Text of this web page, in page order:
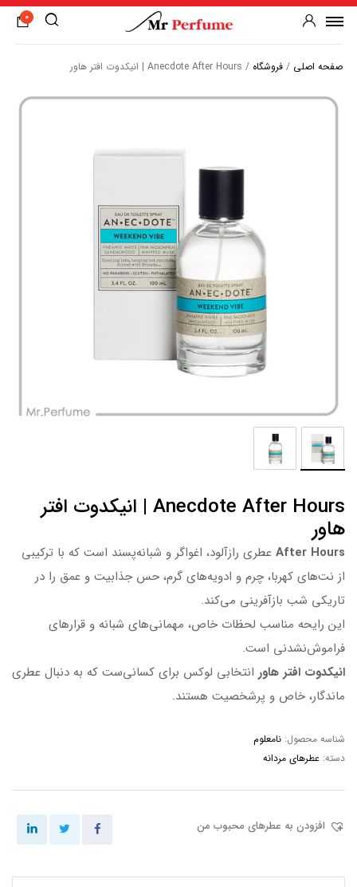
0
صفحه اصلی / فروشگاه / Anecdote After Hours | انیکدوت افتر هاور
Anecdote After Hours | انیکدوت افتر
هاور
After Hours عطری رازآلود، اغواگر و شبانه‌پسند است که با ترکیبی
از نت‌های کهربا، چرم و ادویه‌های گرم، حس جذابیت و عمق را در
تاریکی شب بازآفرینی می‌کند.
این رایحه مناسب لحظات خاص، مهمانی‌های شبانه و قرارهای
فراموش‌نشدنی است.
انیکدوت افتر هاور انتخابی لوکس برای کسانی‌ست که به دنبال عطری
ماندگار، خاص و پرشخصیت هستند.
شناسه محصول: نامعلوم
دسته: عطرهای مردانه
افزودن به عطرهای محبوب من